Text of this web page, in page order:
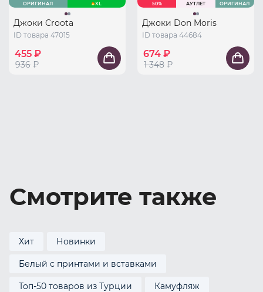
ОРИГИНАЛ
XL
Джоки Croota
ID товара 47015
455 ₽
936 ₽
50% АУТЛЕТ ОРИГИНАЛ
Джоки Don Moris
ID товара 44684
674 ₽
1 348 ₽
Смотрите также
Хит Новинки
Белый с принтами и вставками
Топ-50 товаров из Турции Камуфляж